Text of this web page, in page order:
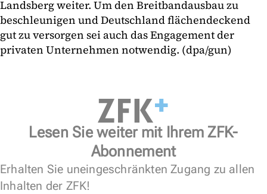
Landsberg weiter. Um den Breitbandausbau zu
beschleunigen und Deutschland flächendeckend
gut zu versorgen sei auch das Engagement der
privaten Unternehmen notwendig. (dpa/gun)
Lesen Sie weiter mit Ihrem ZFK-
Abonnement
Erhalten Sie uneingeschränkten Zugang zu allen
Inhalten der ZFK!